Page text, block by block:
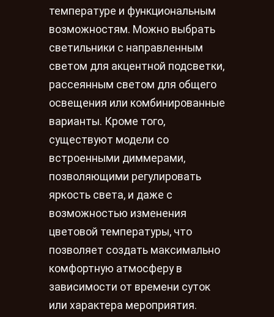
температуре и функциональным
возможностям. Можно выбрать
светильники с направленным
светом для акцентной подсветки,
рассеянным светом для общего
освещения или комбинированные
варианты. Кроме того,
существуют модели со
встроенными диммерами,
позволяющими регулировать
яркость света, и даже с
возможностью изменения
цветовой температуры, что
позволяет создать максимально
комфортную атмосферу в
зависимости от времени суток
или характера мероприятия.